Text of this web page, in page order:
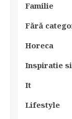
Familie
Fără
Horeca
Inspiratie
It
Lifestyle